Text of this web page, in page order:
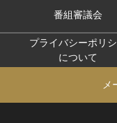
番組審議会
プライバシーポリ
について
メ